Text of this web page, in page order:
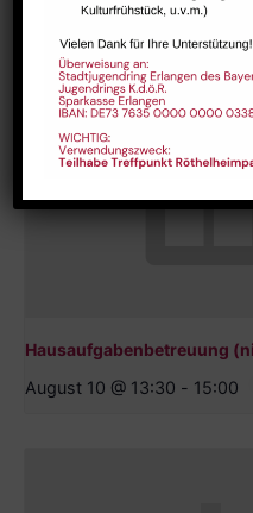
Hausaufgabenbetreuung
August 10 @ 13:30 - 15:00